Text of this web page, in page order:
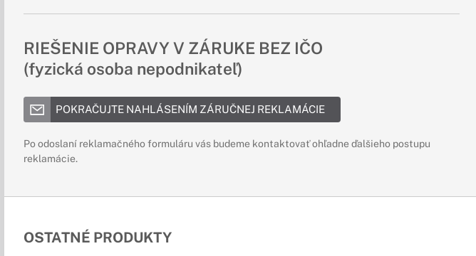
RIEŠENIE OPRAVY V ZÁRUKE BEZ IČO
(fyzická osoba nepodnikateľ)
POKRAČUJTE NAHLÁSENÍM ZÁRUČNEJ REKLAMÁCIE
Po odoslaní reklamačného formuláru vás budeme kontaktovať ohľadne ďalšieho postupu
reklamácie.
OSTATNÉ PRODUKTY